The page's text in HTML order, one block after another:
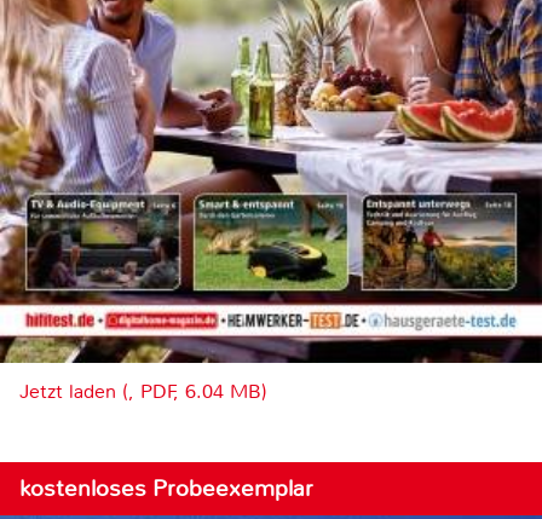
Jetzt laden (, PDF, 6.04 MB)
kostenloses Probeexemplar